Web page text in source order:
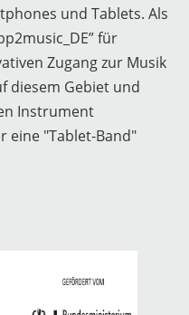
und Tablets. Als
für
Zugang zur Musik
diesem Gebiet und
Instrument
eine "Tablet-Band"